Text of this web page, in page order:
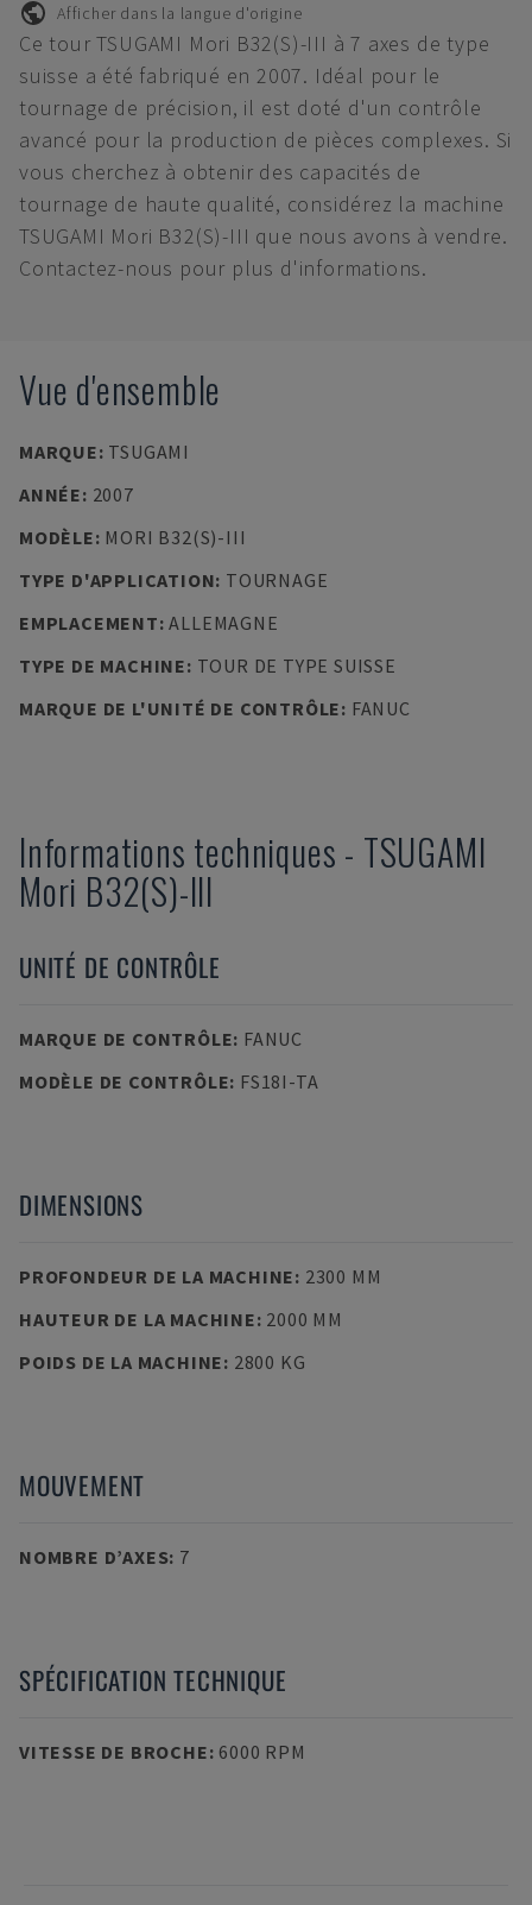
Afficher dans la langue d'origine
Ce tour TSUGAMI Mori B32(S)-III à 7 axes de type
suisse a été fabriqué en 2007. Idéal pour le
tournage de précision, il est doté d'un contrôle
avancé pour la production de pièces complexes. Si
vous cherchez à obtenir des capacités de
tournage de haute qualité, considérez la machine
TSUGAMI Mori B32(S)-III que nous avons à vendre.
Contactez-nous pour plus d'informations.
Vue d'ensemble
MARQUE: TSUGAMI
ANNÉE: 2007
MODÈLE: MORI B32(S)-III
TYPE D'APPLICATION: TOURNAGE
EMPLACEMENT:ALLEMAGNE
TYPE DE MACHINE: TOUR DE TYPE SUISSE
MARQUE DE L'UNITÉ DE CONTRÔLE: FANUC
Informations techniques - TSUGAMI
Mori B32(S)-III
UNITÉ DE CONTRÔLE
MARQUE DE CONTRÔLE: FANUC
MODÈLE DE CONTRÔLE: FS18I-TA
DIMENSIONS
PROFONDEUR DE LA MACHINE: 2300 MM
HAUTEUR DE LA MACHINE: 2000 MM
POIDS DE LA MACHINE: 2800 KG
MOUVEMENT
NOMBRE D’AXES: 7
SPÉCIFICATION TECHNIQUE
VITESSE DE BROCHE: 6000 RPM